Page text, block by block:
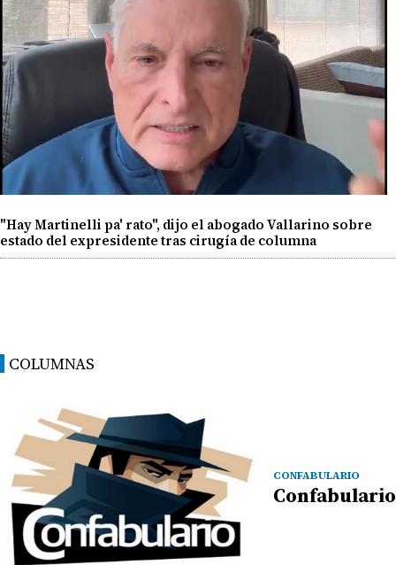
"Hay Martinelli pa' rato", dijo el abogado Vallarino sobre
estado del expresidente tras cirugía de columna
COLUMNAS
CONFABULARIO
Confabulario